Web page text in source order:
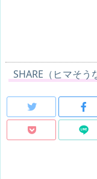
SHARE（ヒマそう